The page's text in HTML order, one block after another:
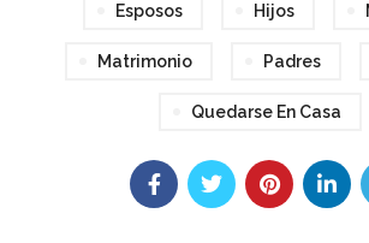
Esposos Hijos
Matrimonio Padres
Quedarse En Casa